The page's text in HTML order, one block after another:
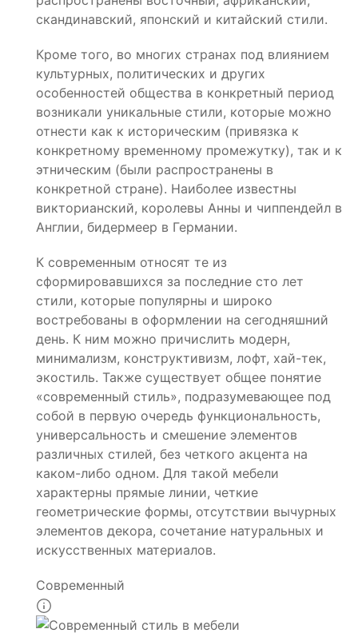
скандинавский, японский и китайский стили.
Кроме того, во многих странах под влиянием
культурных, политических и других
особенностей общества в конкретный период
возникали уникальные стили, которые можно
отнести как к историческим (привязка к
конкретному временному промежутку), так и к
этническим (были распространены в
конкретной стране). Наиболее известны
викторианский, королевы Анны и чиппендейл в
Англии, бидермеер в Германии.
К современным относят те из
сформировавшихся за последние сто лет
стили, которые популярны и широко
востребованы в оформлении на сегодняшний
день. К ним можно причислить модерн,
минимализм, конструктивизм, лофт, хай-тек,
экостиль. Также существует общее понятие
«современный стиль», подразумевающее под
собой в первую очередь функциональность,
универсальность и смешение элементов
различных стилей, без четкого акцента на
каком-либо одном. Для такой мебели
характерны прямые линии, четкие
геометрические формы, отсутствии вычурных
элементов декора, сочетание натуральных и
искусственных материалов.
Современный